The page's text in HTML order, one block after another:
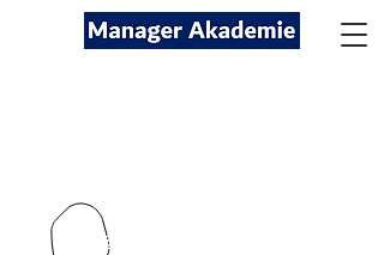
kontakt@managerakademie.com